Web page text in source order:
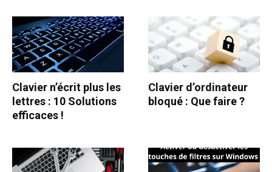
Clavier n’écrit plus les
lettres : 10 Solutions
efficaces !
Clavier d’ordinateur
bloqué : Que faire ?